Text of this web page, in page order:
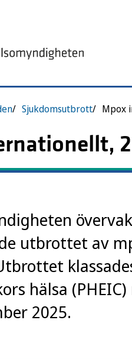
Sjukdomsutbrott
utbrottet av
hälsa
2025.